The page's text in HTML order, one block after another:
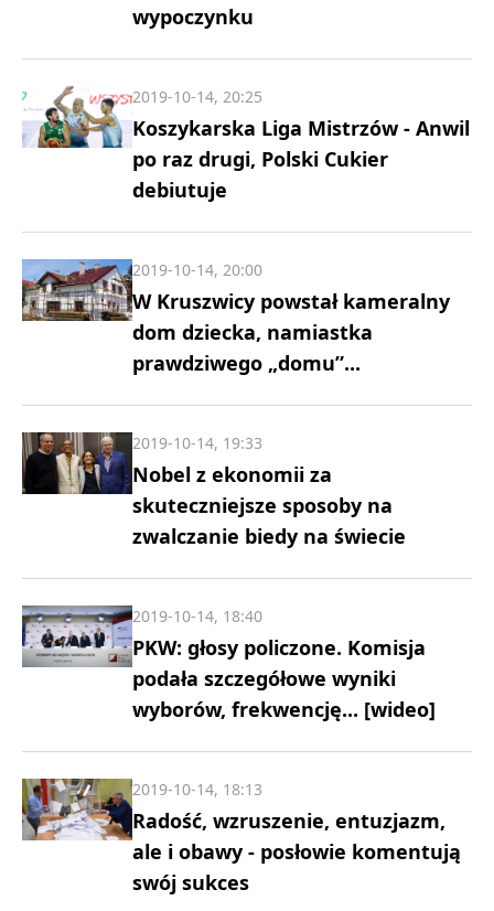
wypoczynku
Koszykarska Liga Mistrzów - Anwil
po raz drugi, Polski Cukier
debiutuje
2019-10-14, 20:25
W Kruszwicy powstał kameralny
dom dziecka, namiastka
prawdziwego „domu”...
2019-10-14, 20:00
Nobel z ekonomii za
skuteczniejsze sposoby na
zwalczanie biedy na świecie
2019-10-14, 19:33
PKW: głosy policzone. Komisja
podała szczegółowe wyniki
wyborów, frekwencję... [wideo]
2019-10-14, 18:40
Radość, wzruszenie, entuzjazm,
ale i obawy - posłowie komentują
swój sukces
2019-10-14, 18:13